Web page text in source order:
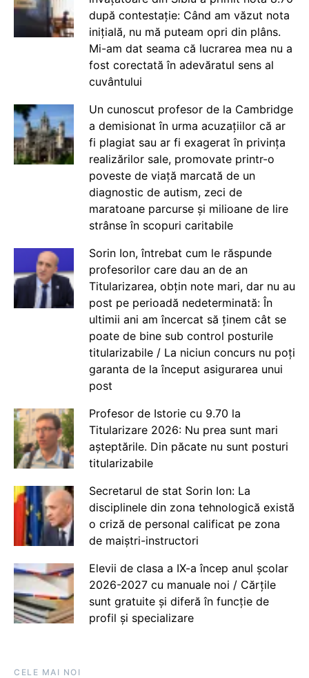
după contestație: Când am văzut nota
inițială, nu mă puteam opri din plâns.
Mi-am dat seama că lucrarea mea nu a
fost corectată în adevăratul sens al
cuvântului
Un cunoscut profesor de la Cambridge
a demisionat în urma acuzațiilor că ar
fi plagiat sau ar fi exagerat în privința
realizărilor sale, promovate printr-o
poveste de viață marcată de un
diagnostic de autism, zeci de
maratoane parcurse și milioane de lire
strânse în scopuri caritabile
Sorin Ion, întrebat cum le răspunde
profesorilor care dau an de an
Titularizarea, obțin note mari, dar nu au
post pe perioadă nedeterminată: În
ultimii ani am încercat să ținem cât se
poate de bine sub control posturile
titularizabile / La niciun concurs nu poți
garanta de la început asigurarea unui
post
Profesor de Istorie cu 9.70 la
Titularizare 2026: Nu prea sunt mari
așteptările. Din păcate nu sunt posturi
titularizabile
Secretarul de stat Sorin Ion: La
disciplinele din zona tehnologică există
o criză de personal calificat pe zona
de maiștri-instructori
Elevii de clasa a IX-a încep anul școlar
2026-2027 cu manuale noi / Cărțile
sunt gratuite și diferă în funcție de
profil și specializare
CELE MAI NOI